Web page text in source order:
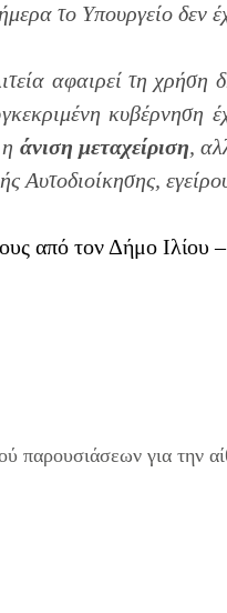
το Υπουργείο δεν
αφαιρεί τη χρήση
κυβέρνηση
άνιση μεταχείριση,
Αυτοδιοίκησης,
από τον Δήμο Ιλίου